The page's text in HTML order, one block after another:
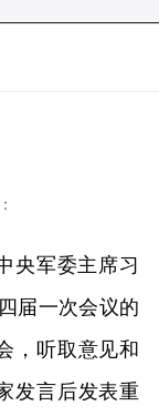
央军委主席习
届一次会议的
，听取意见和
发言后发表重